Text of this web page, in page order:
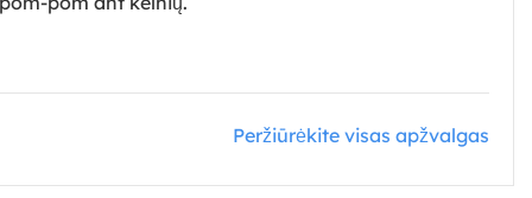
Peržiūrėkite visas apžvalgas